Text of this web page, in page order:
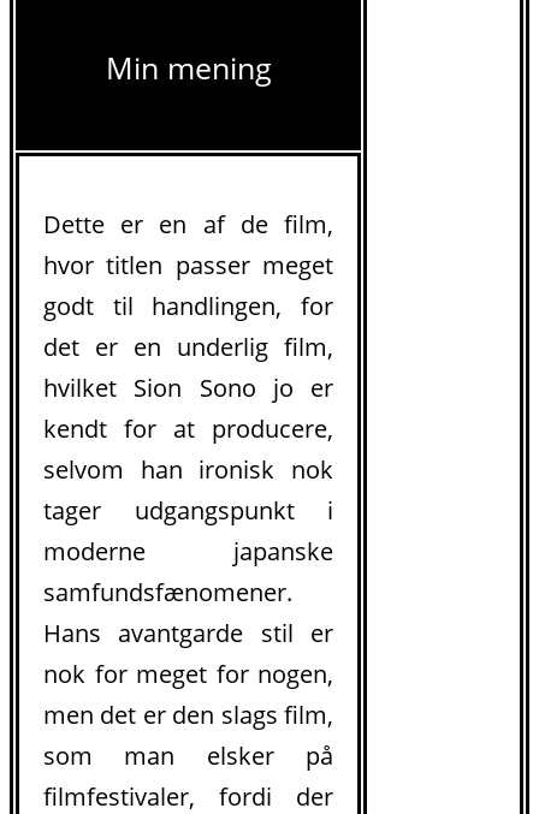
Min mening
Dette er en af de film,
hvor titlen passer meget
godt til handlingen, for
det er en underlig film,
hvilket Sion Sono jo er
kendt for at producere,
selvom han ironisk nok
tager udgangspunkt i
moderne japanske
samfundsfænomener.
Hans avantgarde stil er
nok for meget for nogen,
men det er den slags film,
som man elsker på
filmfestivaler, fordi der